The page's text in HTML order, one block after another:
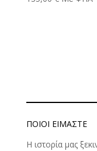
ΠΟΙΟΊ ΕΊΜΑΣΤΕ
Η ιστορία μας